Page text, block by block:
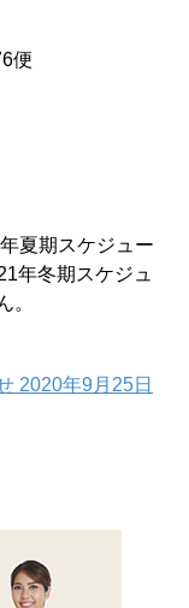
便
夏期スケジュー
年冬期スケジュ
。
2020年9月25日